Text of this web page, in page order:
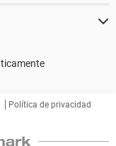
Política de privacidad